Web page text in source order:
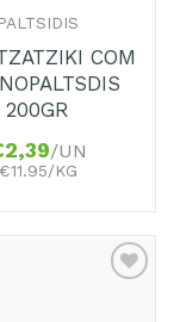
PALTSIDIS
COM
200GR
2,39/UN
€11.95/KG